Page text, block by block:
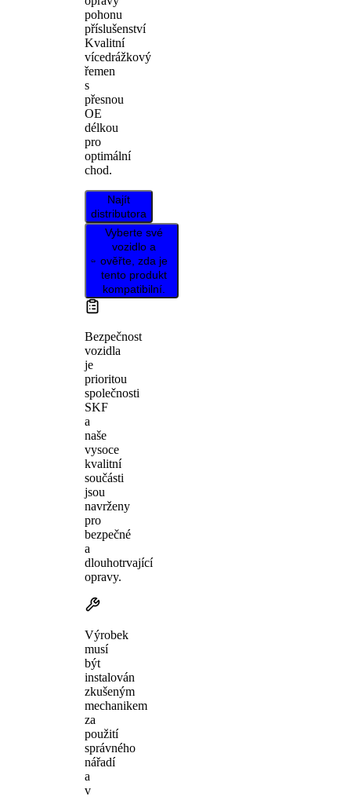
pohonu
příslušenství
Kvalitní
vícedrážkový
řemen
s
přesnou
OE
délkou
pro
optimální
chod.
Najít
distributora
Vyberte své
vozidlo a
ověřte, zda je
tento produkt
kompatibilní.
Bezpečnost
vozidla
je
prioritou
společnosti
SKF
a
naše
vysoce
kvalitní
součásti
jsou
navrženy
pro
bezpečné
a
dlouhotrvající
opravy.
Výrobek
musí
být
instalován
zkušeným
mechanikem
za
použití
správného
nářadí
a
v